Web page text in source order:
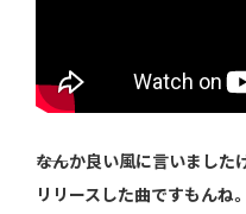
――なんか良い風に言いました
リリースした曲ですもんね